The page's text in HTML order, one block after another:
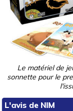
Le matériel de
sonnette pour le
L'avis de NIM